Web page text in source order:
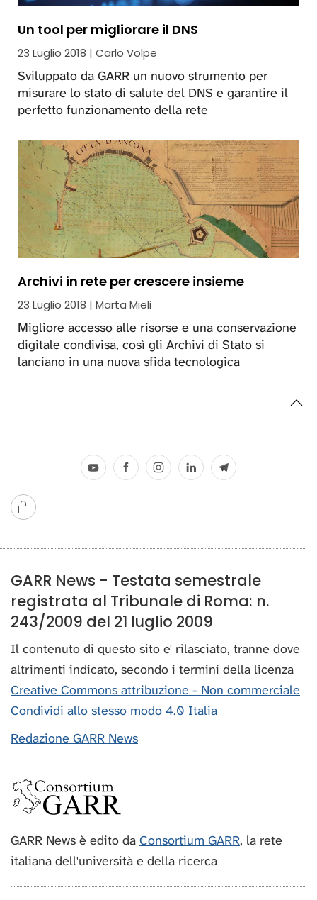
Un tool per migliorare il DNS
23 Luglio 2018 | Carlo Volpe
Sviluppato da GARR un nuovo strumento per
misurare lo stato di salute del DNS e garantire il
perfetto funzionamento della rete
Archivi in rete per crescere insieme
23 Luglio 2018 | Marta Mieli
Migliore accesso alle risorse e una conservazione
digitale condivisa, così gli Archivi di Stato si
lanciano in una nuova sfida tecnologica
GARR News - Testata semestrale
registrata al Tribunale di Roma: n.
243/2009 del 21 luglio 2009
Il contenuto di questo sito e' rilasciato, tranne dove
altrimenti indicato, secondo i termini della licenza
Creative Commons attribuzione - Non commerciale
Condividi allo stesso modo 4.0 Italia
Redazione GARR News
GARR News è edito da Consortium GARR, la rete
italiana dell'università e della ricerca